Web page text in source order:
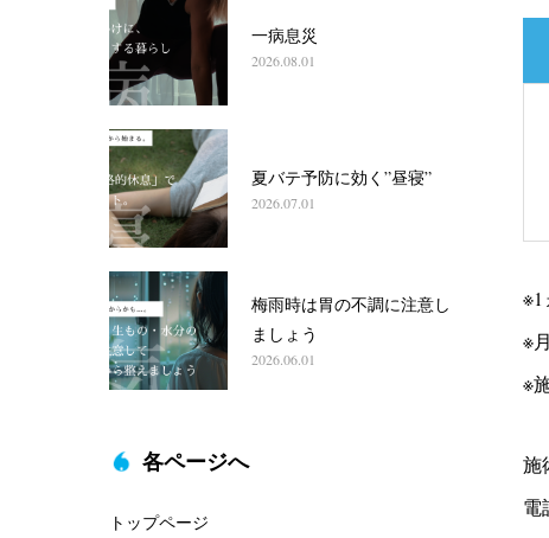
※1
※
※
施
電
一病息災
2026.08.01
夏バテ予防に効く”昼寝”
2026.07.01
梅雨時は胃の不調に注意し
ましょう
2026.06.01
各ページへ
トップページ